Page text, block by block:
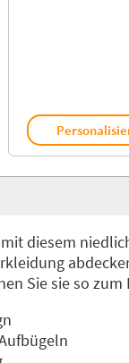
diesem
Sie sie so